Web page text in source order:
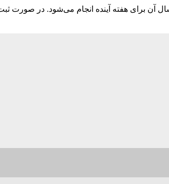
برای هفته آینده انجام می‌شود. در صورت